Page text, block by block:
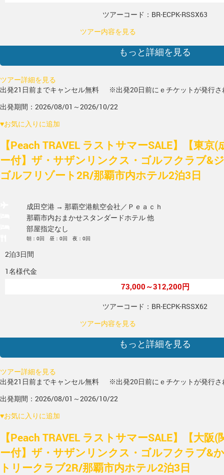
ツアーコード：BR-ECPK-RSSX63
ツアー内容を見る
もっと詳細を見る
ツアー詳細を見る
出発21日前までキャンセル無料
※出発20日前にｅチケットが発行さ
出発期間：2026/08/01～2026/10/22
♥お気に入りに追加
【Peach TRAVEL ラストサマーSALE】【東
ー付】ザ・サザンリンクス・ゴルフクラブ&
ゴルフリゾート2R/那覇市内ホテル2泊3日
成田空港 → 那覇空港航空会社／Ｐｅａｃｈ
那覇市内おまかせスタンダードホテル 他
部屋指定なし
朝：0回 昼：0回 夜：0回
2泊3日間
1名様代金
73,000～312,200円
ツアーコード：BR-ECPK-RSSX62
ツアー内容を見る
もっと詳細を見る
ツアー詳細を見る
出発21日前までキャンセル無料
※出発20日前にｅチケットが発行さ
出発期間：2026/08/01～2026/10/22
♥お気に入りに追加
【Peach TRAVEL ラストサマーSALE】【大
ー付】ザ・サザンリンクス・ゴルフクラブ&
トリークラブ2R/那覇市内ホテル2泊3日